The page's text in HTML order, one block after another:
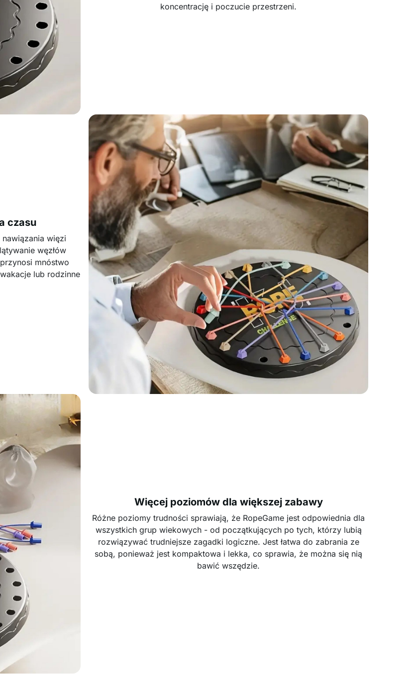
koncentrację i poczucie przestrzeni.
czasu
więzi
węzłów
mnóstwo
lub rodzinne
Więcej poziomów dla większej zabawy
Różne poziomy trudności sprawiają, że RopeGame jest odpowiednia dla
wszystkich grup wiekowych - od początkujących po tych, którzy lubią
rozwiązywać trudniejsze zagadki logiczne. Jest łatwa do zabrania ze
sobą, ponieważ jest kompaktowa i lekka, co sprawia, że można się nią
bawić wszędzie.